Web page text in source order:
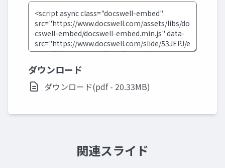
ダウンロード
ダウンロード(pdf - 20.33MB)
関連スライド